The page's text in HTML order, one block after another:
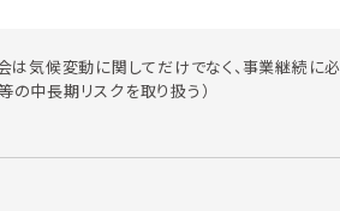
は気候変動に関してだけでなく、事業継続に
中長期リスクを取り扱う）